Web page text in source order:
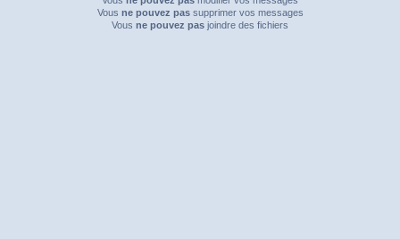
Vous ne pouvez passupprimer vos messages
Vous ne pouvez pas joindre des fichiers